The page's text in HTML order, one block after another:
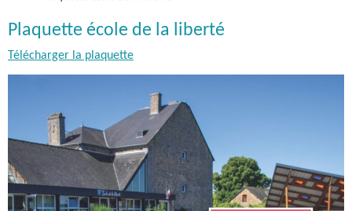
Plaquette école de la liberté
Télécharger la plaquette